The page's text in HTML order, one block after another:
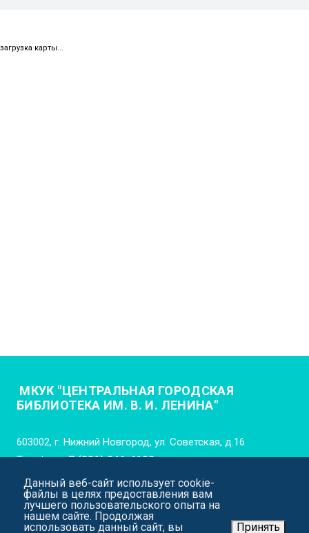
загрузка карты...
МКУК "ЦЕНТРАЛЬНАЯ ГОРОДСКАЯ
БИБЛИОТЕКА ИМ. В. И. ЛЕНИНА"
603002, г. Нижний Новгород, ул. Советская, д.16
Телефон:+7 (831) 246-4102
E-mail:cgb_lenina_nn@mail.52gov.ru
Данный веб-сайт использует cookie-
файлы в целях предоставления вам
лучшего пользовательского опыта на
нашем сайте. Продолжая
использовать данный сайт, вы
Принять